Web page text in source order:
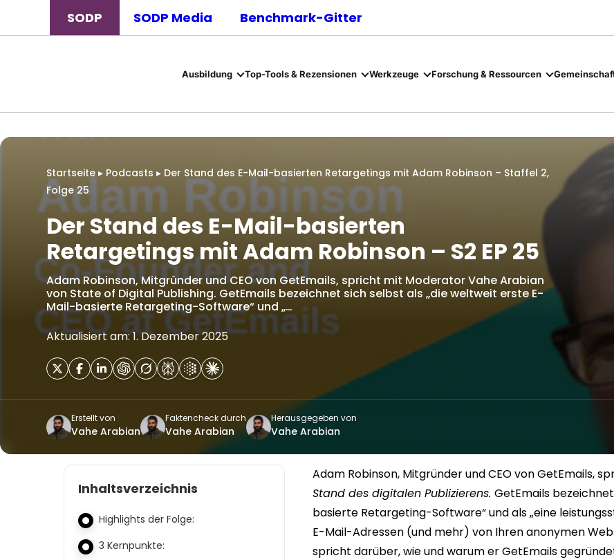
SODP SODP Media Benchmark-Gitter
Ausbildung Top-Tools & Rezensionen Werkzeuge Forschung & Ressourcen
Startseite ▸ Podcasts ▸ Der Stand des E-Mail-basierten Retargetings mit Adam Robinson – Staffel 2,
Folge 25
Der Stand des E-Mail-basierten
Retargetings mit Adam Robinson – S2 EP 25
Adam Robinson, Mitgründer und CEO von GetEmails, spricht mit Moderator Vahe Arabian
von State of Digital Publishing. GetEmails bezeichnet sich selbst als „die weltweit erste E-
Mail-basierte Retargeting-Software“ und „…
Aktualisiert am: 1. Dezember 2025
Erstellt von
Vahe Arabian
Faktencheck durch
Vahe Arabian
Herausgegeben von
Vahe Arabian
Inhaltsverzeichnis
Highlights der Folge:
3 Kernpunkte:
Adam Robinson, Mitgründer und CEO von GetEmails,
Stand des digitalen Publizierens. GetEmails
basierte Retargeting-Software“ und als „eine
E-Mail-Adressen (und mehr) von Ihren anonymen
spricht darüber, wie und warum er GetEmails